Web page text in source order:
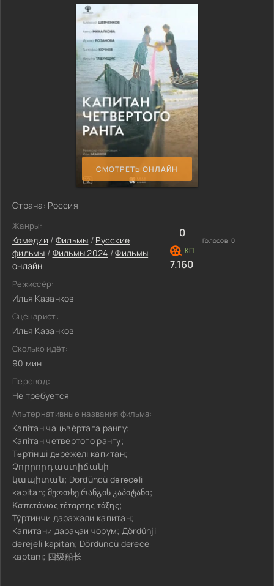
СМОТРЕТЬ ОНЛАЙН
Страна: Россия
Жанры:
Комедии / Фильмы / Русские
фильмы / Фильмы 2024 /Фильмы
онлайн
Режиссёр:
Илья Казанков
Сценарист:
Илья Казанков
Сколько идёт:
90 мин
Перевод:
Не требуется
Альтернативные названия фильма:
Капітан чацьвёртага рангу;
Капітан четвертого рангу;
Төртінші дәрежелі капитан;
Չորրորդ աստիճանի
կապիտան; Dördüncü dərəcəli
kapitan; მეოთხე რანგის კაპიტანი;
Καπετάνιος τέταρτης τάξης;
Тўртинчи даражали капитан;
Капитани дараҷаи чорум; Дördünji
derejeli kapitan; Dördüncü derece
kaptanı; 四级船长
0
Голосов: 0
7.160